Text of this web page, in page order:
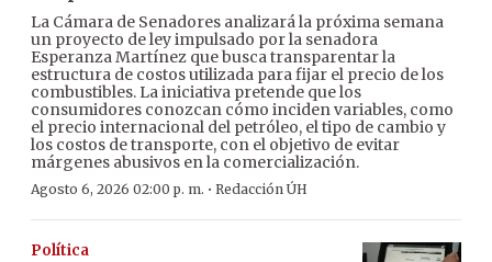
La Cámara de Senadores analizará la próxima semana
un proyecto de ley impulsado por la senadora
Esperanza Martínez que busca transparentar la
estructura de costos utilizada para fijar el precio de los
combustibles. La iniciativa pretende que los
consumidores conozcan cómo inciden variables, como
el precio internacional del petróleo, el tipo de cambio y
los costos de transporte, con el objetivo de evitar
márgenes abusivos en la comercialización.
Agosto 6, 2026 02:00 p. m. · Redacción ÚH
Política